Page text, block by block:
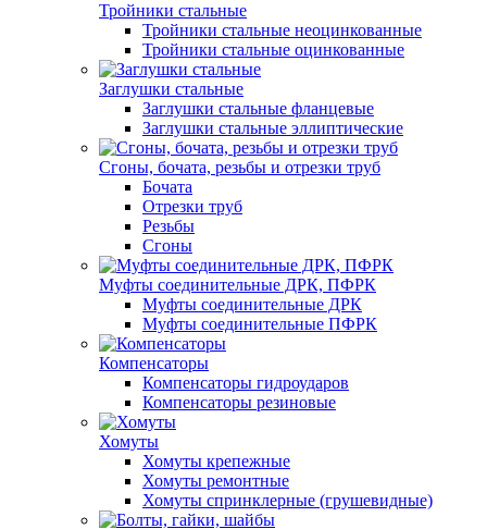
Тройники стальные
Тройники стальные неоцинкованные
Тройники стальные оцинкованные
Заглушки стальные
Заглушки стальные фланцевые
Заглушки стальные эллиптические
Сгоны, бочата, резьбы и отрезки труб
Бочата
Отрезки труб
Резьбы
Сгоны
Муфты соединительные ДРК, ПФРК
Муфты соединительные ДРК
Муфты соединительные ПФРК
Компенсаторы
Компенсаторы гидроударов
Компенсаторы резиновые
Хомуты
Хомуты крепежные
Хомуты ремонтные
Хомуты спринклерные (грушевидные)